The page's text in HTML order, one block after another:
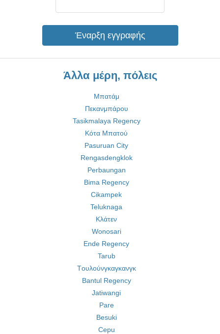
Έναρξη εγγραφής
Άλλα μέρη, πόλεις
Μπατάμ
Πεκανμπάρου
Tasikmalaya Regency
Κότα Μπατού
Pasuruan City
Rengasdengklok
Perbaungan
Bima Regency
Cikampek
Teluknaga
Κλάτεν
Wonosari
Ende Regency
Tarub
Tουλούνγκαγκανγκ
Bantul Regency
Jatiwangi
Pare
Besuki
Cepu